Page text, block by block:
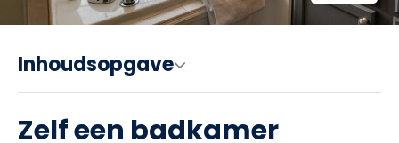
Inhoudsopgave
Zelf een badkamer